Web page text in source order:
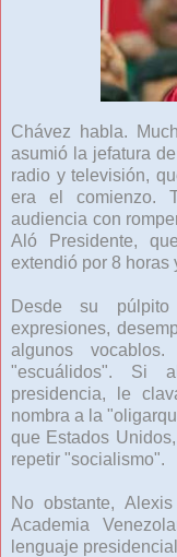
Chávez habla.
asumió la jefatura
radio y televisión,
era el comienzo.
audiencia con
Aló Presidente,
extendió por 8 horas
Desde su púlpito
expresiones,
algunos
"escuálidos". Si
presidencia, le
nombra a la
que Estados
repetir "socialismo".
No obstante,
Academia
lenguaje